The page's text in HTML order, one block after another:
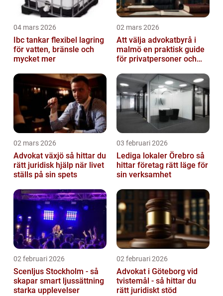
04 mars 2026
Ibc tankar flexibel lagring
för vatten, bränsle och
mycket mer
02 mars 2026
Att välja advokatbyrå i
malmö en praktisk guide
för privatpersoner och
02 mars 2026
Advokat växjö så hittar du
rätt juridisk hjälp när livet
ställs på sin spets
03 februari 2026
Lediga lokaler Örebro så
hittar företag rätt läge för
sin verksamhet
02 februari 2026
Scenljus Stockholm - så
skapar smart ljussättning
starka upplevelser
02 februari 2026
Advokat i Göteborg vid
tvistemål - så hittar du
rätt juridiskt stöd